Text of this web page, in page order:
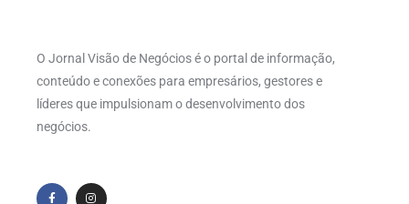
O Jornal Visão de Negócios é o portal de informação,
conteúdo e conexões para empresários, gestores e
líderes que impulsionam o desenvolvimento dos
negócios.